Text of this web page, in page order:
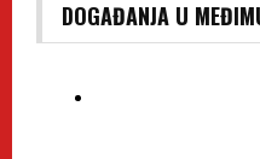
DOGAĐANJA U